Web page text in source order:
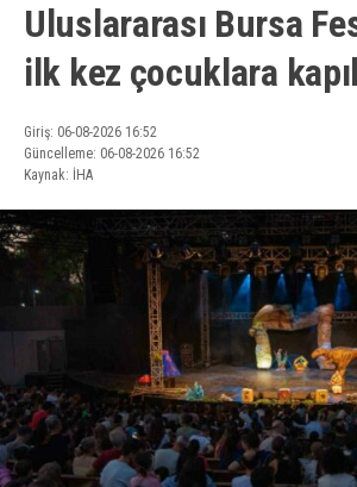
Uluslararası Bursa
ilk kez çocuklara
Giriş: 06-08-2026 16:52
Güncelleme: 06-08-2026 16:52
Kaynak: İHA